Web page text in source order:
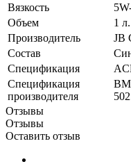
Вязкость
Объем
1 л.
Производитель
JB
Состав
Спецификация
Спецификация
производителя
Отзывы
Отзывы
Оставить отзыв